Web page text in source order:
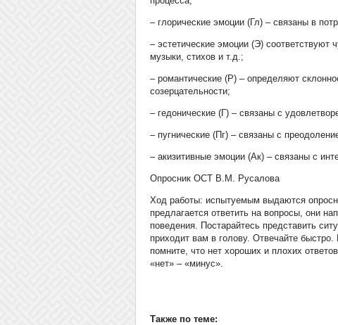
– глорические эмоции (Гл) – связаны в
– эстетические эмоции (Э) соответствуют
музыки, стихов и т.д.;
– романтические (Р) – определяют
созерцательности;
– гедонические (Г) – связаны с
– пугнические (Пг) – связаны с
– акизитивные эмоции (Ак) – связаны с
Опросник ОСТ В.М. Русалова
Ход работы: испытуемым выдаются
предлагается ответить на вопросы, они
поведения. Постарайтесь представить
приходит вам в голову. Отвечайте
помните, что нет хороших и плохих
«нет» – «минус».
Также по теме: